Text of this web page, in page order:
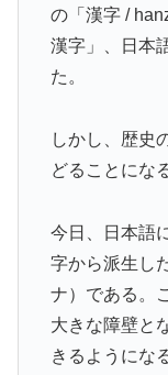
▶ 韓国人「大韓
の反応をご覧
▶
イチローさん
ぺこぱ松蔭寺
なく応援しよ
の不祥事を詳
展してしまう
海外「素晴ら
の大復活に米
の「漢字 /
漢字」、日本
た。
しかし、歴史
どることにな
今日、日本語
字から派生し
ナ）である。
大きな障壁と
きるようにな